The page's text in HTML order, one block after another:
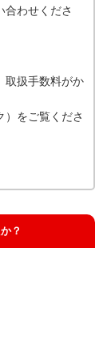
合わせくださ
取扱手数料がか
）をご覧くださ
？